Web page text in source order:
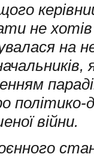
не хотів
на
війни.